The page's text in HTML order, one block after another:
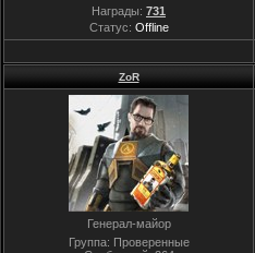
Награды: 731
Статус: Offline
ZoR
Генерал-майор
Группа: Проверенные